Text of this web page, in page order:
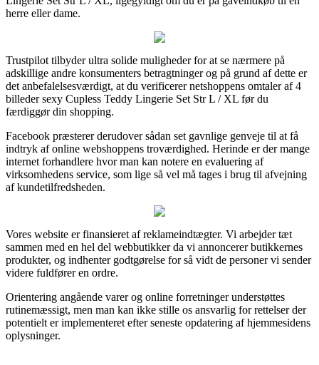
herre eller dame.
Trustpilot tilbyder ultra solide muligheder for at se nærmere på
adskillige andre konsumenters betragtninger og på grund af dette er
det anbefalelsesværdigt, at du verificerer netshoppens omtaler af 4
billeder sexy Cupless Teddy Lingerie Set Str L / XL før du
færdiggør din shopping.
Facebook præsterer derudover sådan set gavnlige genveje til at få
indtryk af online webshoppens troværdighed. Herinde er der mange
internet forhandlere hvor man kan notere en evaluering af
virksomhedens service, som lige så vel må tages i brug til afvejning
af kundetilfredsheden.
Vores website er finansieret af reklameindtægter. Vi arbejder tæt
sammen med en hel del webbutikker da vi annoncerer butikkernes
produkter, og indhenter godtgørelse for så vidt de personer vi sender
videre fuldfører en ordre.
Orientering angående varer og online forretninger understøttes
rutinemæssigt, men man kan ikke stille os ansvarlig for rettelser der
potentielt er implementeret efter seneste opdatering af hjemmesidens
oplysninger.